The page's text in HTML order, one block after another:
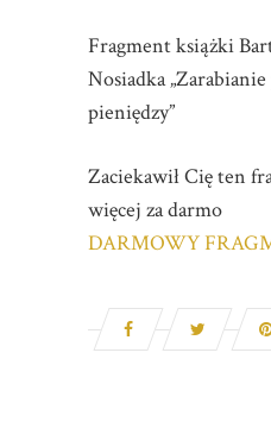
Fragment książki
Nosiadka
pieniędzy”
Zaciekawił Cię ten
więcej za darmo
DARMOWY